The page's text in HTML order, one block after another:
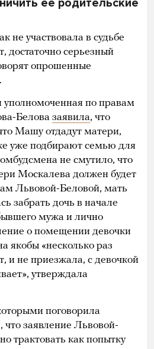
ее родительские
не участвовала в судьбе
достаточно серьезный
опрошенные
уполномоченная по правам
Белова заявила, что
Машу отдадут матери,
уже подбирают семью для
не смутило, что
Москалева должен будет
Львовой-Беловой, мать
забрать дочь в начале
мужа и лично
о помещении девочки
якобы «несколько раз
и не приезжала, с девочкой
утверждала
поговорила
что заявление Львовой-
трактовать как попытку